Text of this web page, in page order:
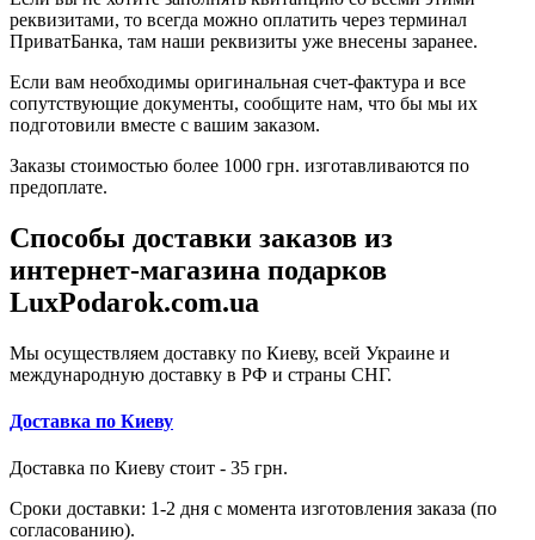
реквизитами, то всегда можно оплатить через терминал
ПриватБанка, там наши реквизиты уже внесены заранее.
Если вам необходимы оригинальная счет-фактура и все
сопутствующие документы, сообщите нам, что бы мы их
подготовили вместе с вашим заказом.
Заказы стоимостью более 1000 грн. изготавливаются по
предоплате.
Способы доставки заказов из
интернет-магазина подарков
LuxPodarok.com.ua
Мы осуществляем доставку по Киеву, всей Украине и
международную доставку в РФ и страны СНГ.
Доставка по Киеву
Доставка по Киеву стоит - 35 грн.
Сроки доставки: 1-2 дня с момента изготовления заказа (по
согласованию).